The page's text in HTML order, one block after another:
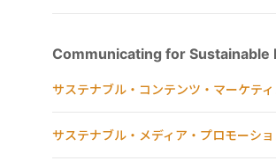
Communicating for Sustainable
サステナブル・コンテンツ・マーケテ
サステナブル・メディア・プロモーショ